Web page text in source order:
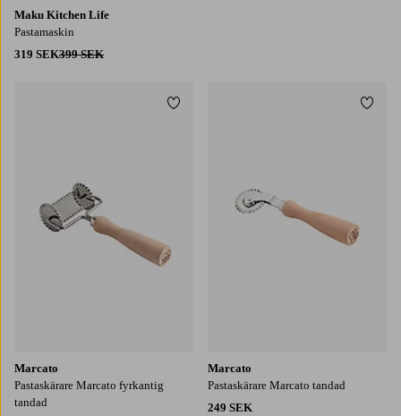
Maku Kitchen Life
Pastamaskin
319 SEK399 SEK
Marcato
Pastaskärare Marcato fyrkantig
tandad
Lägg till i favoriter
Marcato
Pastaskärare Marcato tandad
249 SEK